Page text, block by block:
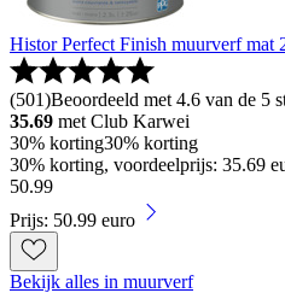
Histor Perfect Finish muurverf mat
(501)Beoordeeld met 4.6 van de 5
35.69 met Club Karwei
30% korting30% korting
30% korting, voordeelprijs: 35.69
50.99
Prijs: 50.99 euro
Bekijk alles in muurverf